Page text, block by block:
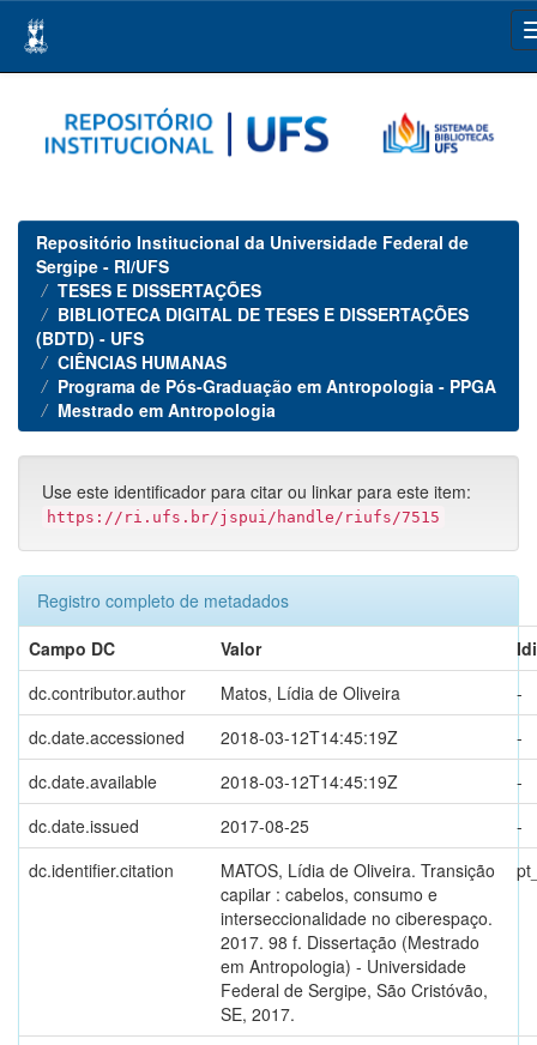
navigation
Repositório Institucional da Universidade Federal de
Sergipe - RI/UFS
TESES E DISSERTAÇÕES
BIBLIOTECA DIGITAL DE TESES E DISSERTAÇÕES
(BDTD) - UFS
CIÊNCIAS HUMANAS
Programa de Pós-Graduação em Antropologia - PPGA
Mestrado em Antropologia
Use este identificador para citar ou linkar para este item:
https://ri.ufs.br/jspui/handle/riufs/7515
Registro completo de metadados
Campo DC
Valor
dc.contributor.author
Matos, Lídia de Oliveira
-
dc.date.accessioned
2018-03-12T14:45:19Z
-
dc.date.available
2018-03-12T14:45:19Z
-
dc.date.issued
2017-08-25
-
dc.identifier.citation
MATOS, Lídia de Oliveira. Transição
capilar : cabelos, consumo e
interseccionalidade no ciberespaço.
2017. 98 f. Dissertação (Mestrado
em Antropologia) - Universidade
Federal de Sergipe, São Cristóvão,
SE, 2017.